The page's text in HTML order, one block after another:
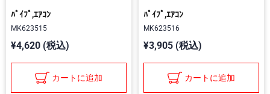
ﾊﾟｲﾌﾟ,ｴｱｺﾝ
MK623515
¥4,620 (税込)
カートに追加
ﾊﾟｲﾌﾟ,ｴｱｺﾝ
MK623516
¥3,905 (税込)
カートに追加